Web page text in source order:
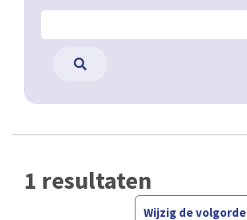
1 resultaten
Wijzig de volgorde